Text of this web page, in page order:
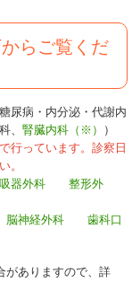
らご覧くだ
尿病・内分泌・代謝内
、 腎臓内科（※）
）
行っています。診察日
。
器外科
整形外
脳神経外科
歯科口
がありますので、詳